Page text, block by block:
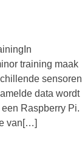
training maak
sensoren
data wordt
Raspberry Pi.
van[…]